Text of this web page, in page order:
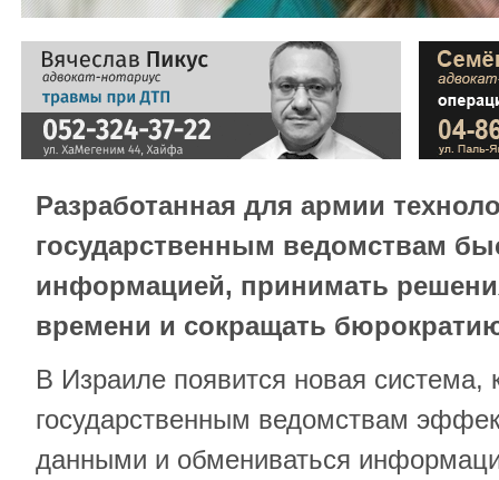
Разработанная для армии
государственным ведомствам
информацией, принимать
времени и сокращать
В Израиле появится новая система,
государственным ведомствам
данными и обмениваться